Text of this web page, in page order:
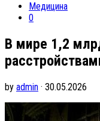
Медицина
0
В мире 1,2
by admin · 30.05.2026